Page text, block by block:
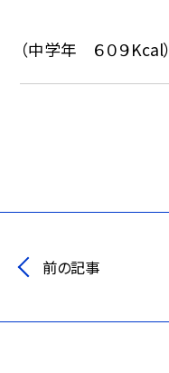
（中学年 ６０９Kcal）
前の記事